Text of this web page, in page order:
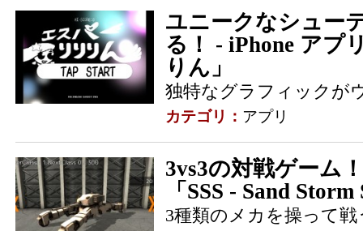
ユニークなシュー
る！ - iPhone アプ
りん」
独特なグラフィックが
カテゴリ： アプリ
3vs3の対戦ゲーム
「SSS - Sand
3種類のメカを操って戦